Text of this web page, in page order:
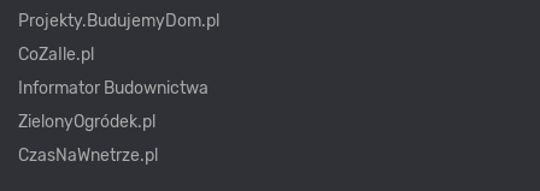
Projekty.BudujemyDom.pl
CoZaIle.pl
Informator Budownictwa
ZielonyOgródek.pl
CzasNaWnetrze.pl